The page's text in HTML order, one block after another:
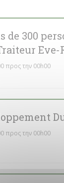
προς την 00h00
de 300
Eve-
προς την 00h00